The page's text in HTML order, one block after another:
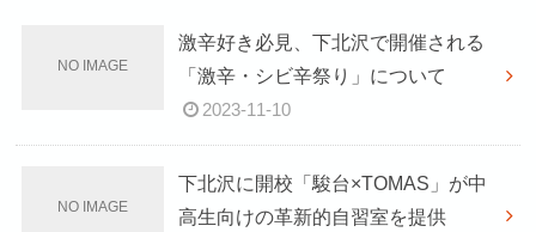
激辛好き必見、下北沢で開催される
「激辛・シビ辛祭り」について
2023-11-10
下北沢に開校「駿台×TOMAS」が中
高生向けの革新的自習室を提供